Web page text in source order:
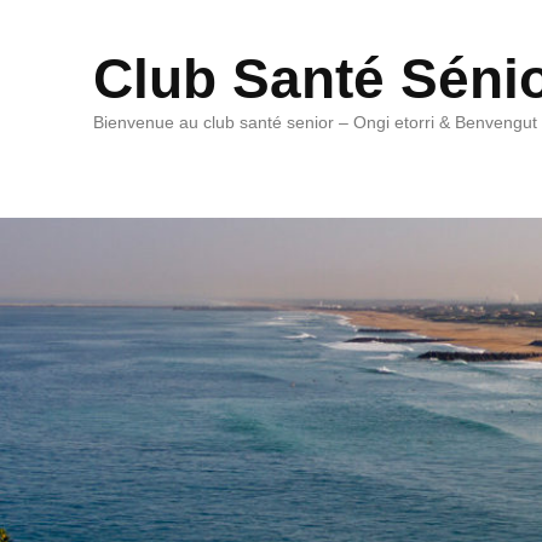
Club Santé
Bienvenue au club santé senior – Ongi etorri & Benvengut